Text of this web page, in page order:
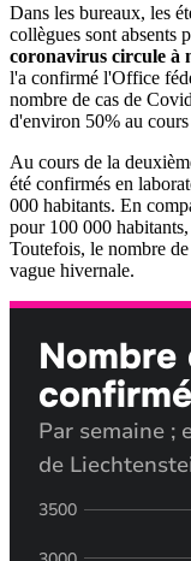
Dans les bureaux, les
collègues sont absents
coronavirus circule à
l'a confirmé l'Office
nombre de cas de
d'environ 50% au cours
Au cours de la
été confirmés en
000 habitants. En
pour 100 000
Toutefois, le nombre
vague hivernale.